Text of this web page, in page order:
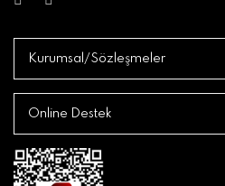
Kurumsal/Sözleşmeler
Online Destek